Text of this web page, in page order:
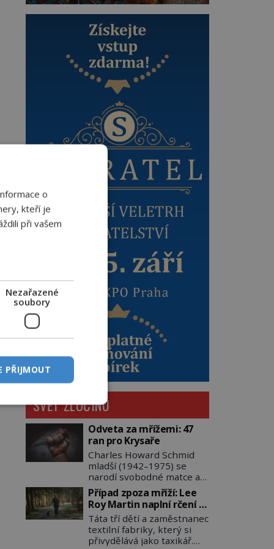
SVĚT ZLOČINU
Odveta za mřížemi: 47
ran pro Krysaře
Charles Howard Schmid
mladší (1942–1975) se
narodí svobodné matce a
adoptují ho provozovatelé
pečovatelského domu
Charles a Katharine
Schmidovi. Synek jim
mnoho radosti nepřinese.
Mezi přáteli v arizonském
Případ zpoza mříží: Lee
Roy Martin naplní rčení o
volání do lesa
Táta tří dětí a zaměstnanec
textilní fabriky, který si
přivydělává jako taxikář.
o
kteří je
při vašem
Nezařazené
soubory
PŘIJMOUT